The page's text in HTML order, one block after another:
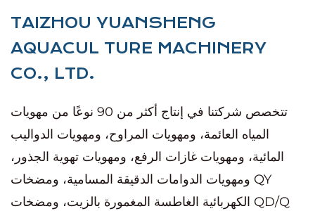
TAIZHOU YUANSHENG
AQUACUL TURE MACHINERY
CO., LTD.
تتخصص شركتنا في إنتاج أكثر من 90 نوعًا من مهويات
المياه العائمة، ومهويات المراوح، ومهويات الدواليب
المائية، ومهويات غازات الرفع، ومهويات تهوية الجذور،
ومهويات الدوامات الدقيقة المسامية، ومضخات QY
الكهربائية الغاطسة المغمورة بالزيت، ومضخات QD/Q